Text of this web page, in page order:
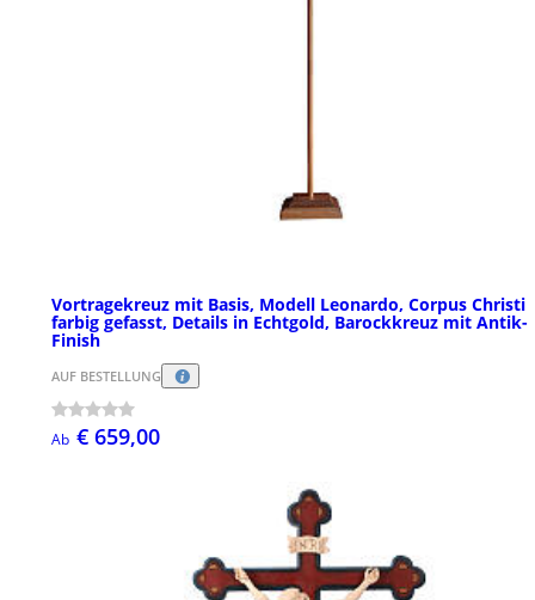
Vortragekreuz mit Basis, Modell Leonardo, Corpus Christi
farbig gefasst, Details in Echtgold, Barockkreuz mit Antik-
Finish
AUF BESTELLUNG
Ab € 659,00